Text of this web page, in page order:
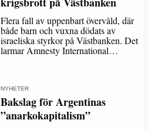
Flera fall av uppenbart övervåld, där
både barn och vuxna dödats av
israeliska styrkor på Västbanken. Det
larmar Amnesty International…
NYHETER
Bakslag för Argentinas
”anarkokapitalism”